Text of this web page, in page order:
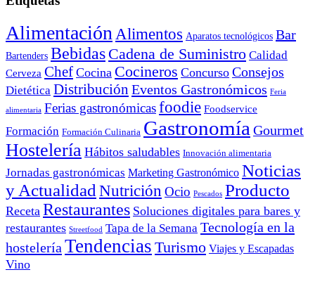
Alimentación Alimentos Aparatos tecnológicos Bar
Bartenders Bebidas Cadena de Suministro Calidad
Cerveza Chef Cocina Cocineros Concurso Consejos
Dietética Distribución Eventos Gastronómicos Feria
alimentaria Ferias gastronómicasfoodie Foodservice
Formación Formación Culinaria Gastronomía Gourmet
Hostelería Hábitos saludables Innovación alimentaria
Jornadas gastronómicas Marketing Gastronómico Noticias
y Actualidad Nutrición Ocio Pescados Producto
Receta Restaurantes Soluciones digitales para bares y
restaurantes Streetfood Tapa de la Semana Tecnología en la
hostelería Tendencias Turismo Viajes y Escapadas
Vino